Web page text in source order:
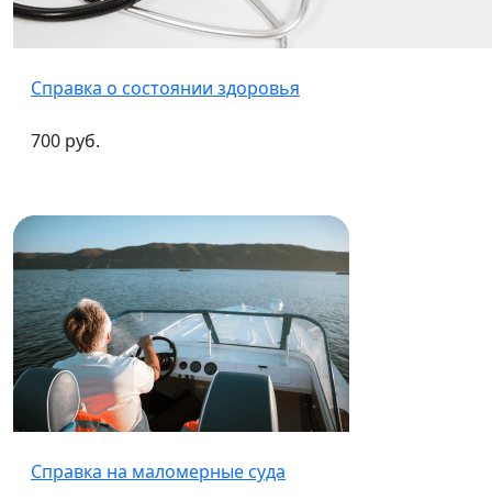
Справка о состоянии здоровья
700 руб.
Справка на маломерные суда